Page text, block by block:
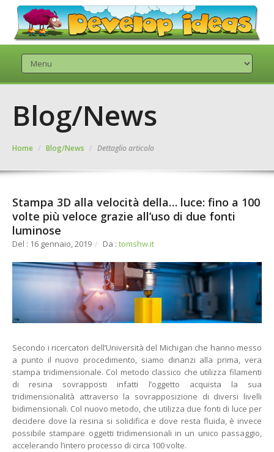
Blog/News
Home / Blog/News / Dettaglio articolo
Stampa 3D alla velocità della… luce: fino a 100
volte più veloce grazie all’uso di due fonti
luminose
Del : 16 gennaio, 2019 / Da : tomshw.it
Secondo i ricercatori dell’Università del Michigan che hanno messo
a punto il nuovo procedimento, siamo dinanzi alla prima, vera
stampa tridimensionale. Col metodo classico che utilizza filamenti
di resina sovrapposti infatti l’oggetto acquista la sua
tridimensionalità attraverso la sovrapposizione di diversi livelli
bidimensionali. Col nuovo metodo, che utilizza due fonti di luce per
decidere dove la resina si solidifica e dove resta fluida, è invece
possibile stampare oggetti tridimensionali in un unico passaggio,
accelerando l’intero processo di circa 100 volte.